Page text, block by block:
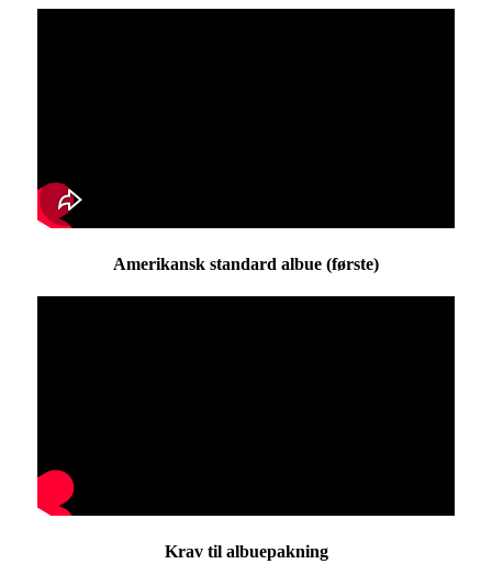
Amerikansk standard albue (første)
Krav til albuepakning